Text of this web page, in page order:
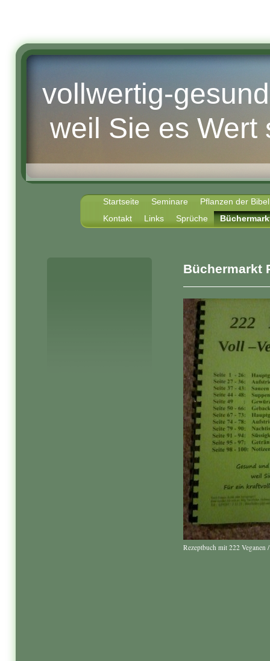
vollwertig-
weil Sie es Wert
Startseite Seminare
Pflanzen der Bibel
Kontakt
Links Sprüche
Büchermarkt
Rezeptbuch mit 222 Veganen